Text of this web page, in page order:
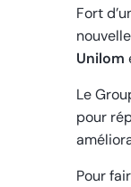
Fort
Unilom
Le
pour
Pour